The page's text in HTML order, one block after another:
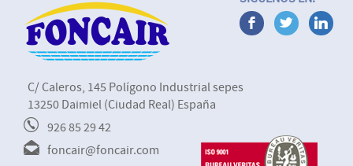
C/ Caleros, 145 Polígono Industrial sepes
13250 Daimiel (Ciudad Real) España
926 85 29 42
foncair@foncair.com